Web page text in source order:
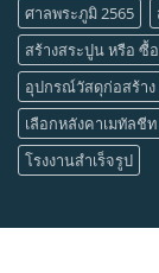
ศาลพระภูมิ 2565
สร้างสระปูน หรือ ซื้
อุปกรณ์วัสดุก่อสร้าง
เลือกหลังคาเมทัลชีท
โรงงานสำเร็จรูป